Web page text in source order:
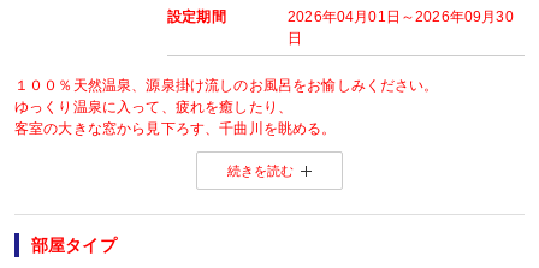
設定期間
2026年04月01日～2026年09月30
日
１００％天然温泉、源泉掛け流しのお風呂をお愉しみください。
ゆっくり温泉に入って、疲れを癒したり、
客室の大きな窓から見下ろす、千曲川を眺める。
のんびりと過ぎる時間を満喫してください。
本プランは、当園のスタンダードプランです。
- - - - - - - - - - - - - - - - - - - - - - - - - - - - - - - - - - - - - - - - - - - - - - - - -
◇食事会場は、当園お任せとさせていただきます。
◇食事内容は季節によって異なるため、お問い合わせください。
続きを読む
部屋タイプ